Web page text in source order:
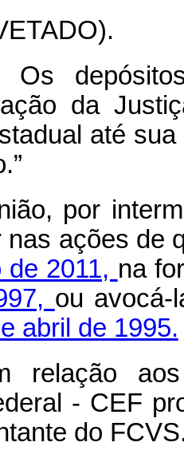
Os
da
até
por
nas ações de
2011, na
ou
abril de 1995.
relação
- CEF
do